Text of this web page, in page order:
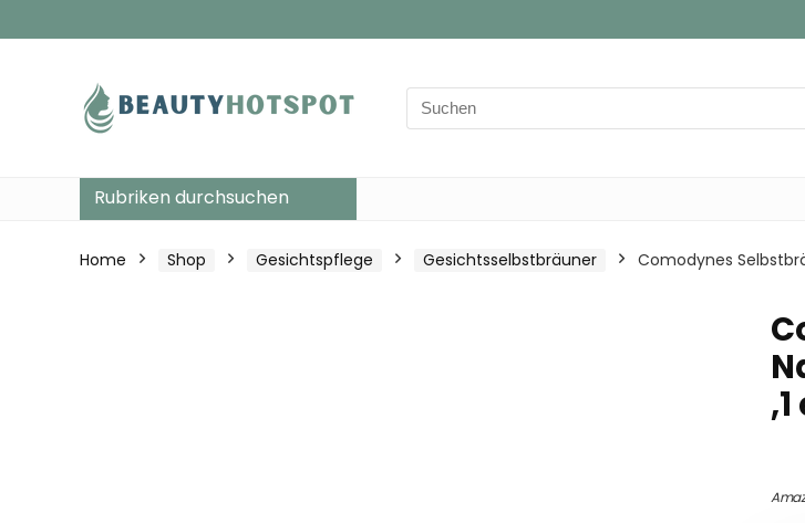
Search
for:
Rubriken durchsuchen
Home Shop Gesichtspflege Gesichtsselbstbräuner Comodynes